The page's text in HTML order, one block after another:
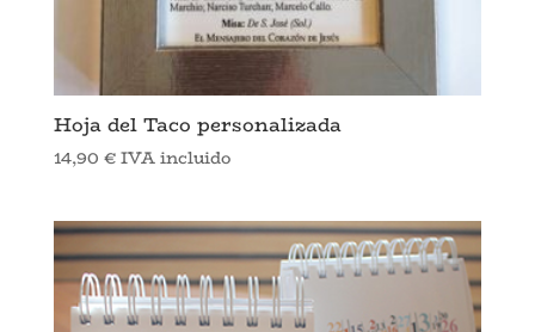
Hoja del Taco personalizada
14,90 €IVA incluido